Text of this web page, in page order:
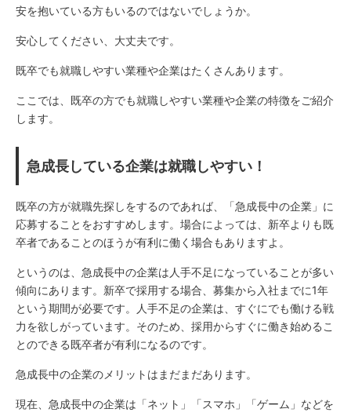
安を抱いている方もいるのではないでしょうか。
安心してください、大丈夫です。
既卒でも就職しやすい業種や企業はたくさんあります。
ここでは、既卒の方でも就職しやすい業種や企業の特徴をご紹介
します。
急成長している企業は就職しやすい！
既卒の方が就職先探しをするのであれば、「急成長中の企業」に
応募することをおすすめします。場合によっては、新卒よりも既
卒者であることのほうが有利に働く場合もありますよ。
というのは、急成長中の企業は人手不足になっていることが多い
傾向にあります。新卒で採用する場合、募集から入社までに1年
という期間が必要です。人手不足の企業は、すぐにでも働ける戦
力を欲しがっています。そのため、採用からすぐに働き始めるこ
とのできる既卒者が有利になるのです。
急成長中の企業のメリットはまだまだあります。
現在、急成長中の企業は「ネット」「スマホ」「ゲーム」などを